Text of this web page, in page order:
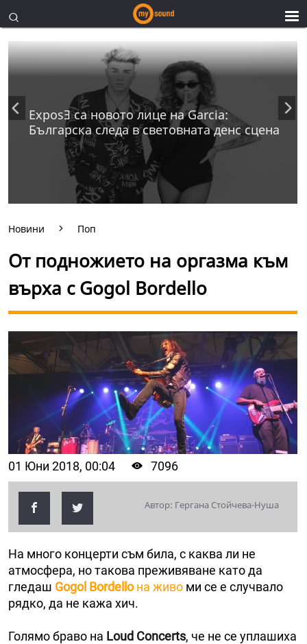
ExposƎ са новото лице на Garcia:
Българска следа в световната денс сцена
Новини Поп
От подножието на оргазма към
върха с Gogol Bordello
01 Юни 2018, 00:04 7096
Автор: Гергана Стойчева-Нуша
На много концерти съм била, с каква ли не
атмосфера, но такова преживяване като да
гледаш Gogol Bordelloна живо ми се е случвало
рядко, да не кажа хич.
Голямо браво на Loud Concerts, че не се уплашиха